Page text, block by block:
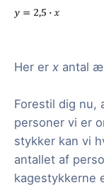
Her er x antal
Forestil dig nu,
personer vi er
stykker kan vi
antallet af
kagestykkerne